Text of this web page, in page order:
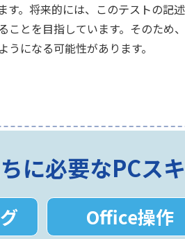
す。将来的には、このテストの記
ことを目指しています。そのた
うになる可能性があります。
に必要なPCス
Office操作